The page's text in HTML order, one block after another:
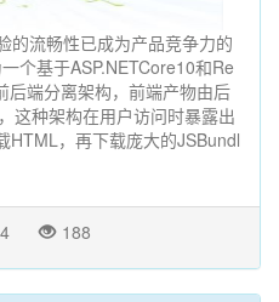
的流畅性已成为产品竞争力的
个基于ASP.NETCore10和Re
端分离架构，前端产物由后
这种架构在用户访问时暴露出
HTML，再下载庞大的JSBundl
188